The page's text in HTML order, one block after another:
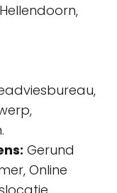
Gerund
Online